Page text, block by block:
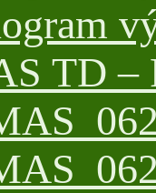
TD –